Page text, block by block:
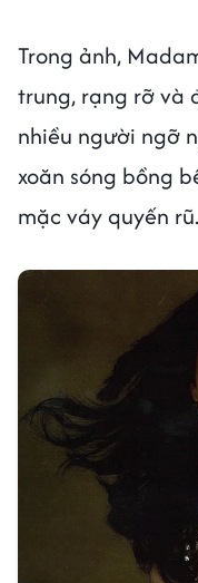
Trong ảnh,
trung, rạng rỡ và
nhiều người ngỡ
xoăn sóng bồng
mặc váy quyến rũ.